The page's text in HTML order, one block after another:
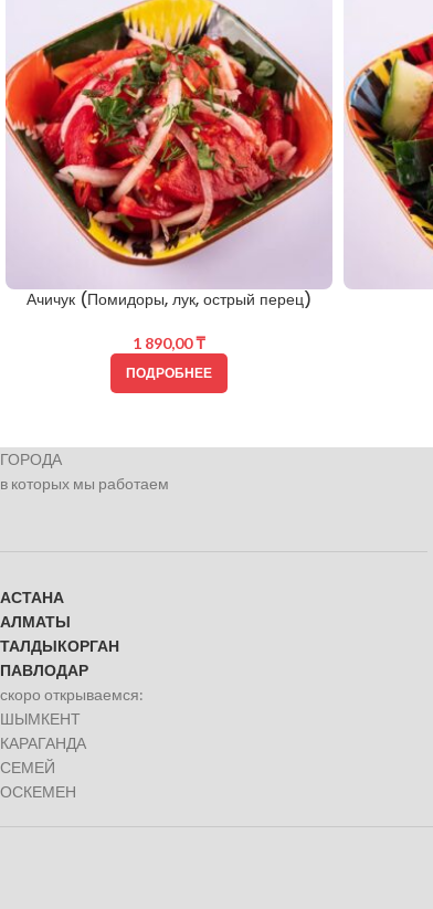
Ачичук (Помидоры, лук, острый перец)
1 890,00₸
ПОДРОБНЕЕ
ГОРОДА
в которых мы работаем
АСТАНА
АЛМАТЫ
ТАЛДЫКОРГАН
ПАВЛОДАР
скоро открываемся:
ШЫМКЕНТ
КАРАГАНДА
СЕМЕЙ
ОСКЕМЕН